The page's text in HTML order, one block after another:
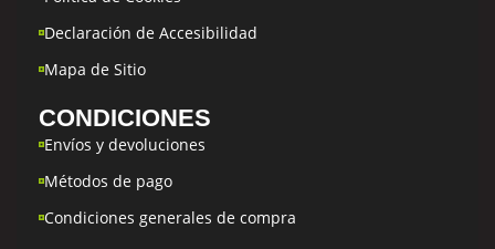
Declaración de Accesibilidad
Mapa de Sitio
CONDICIONES
Envíos y devoluciones
Métodos de pago
Condiciones generales de compra